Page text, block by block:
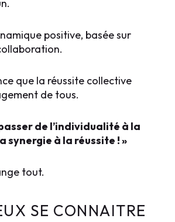
SE CONNAITRE
positive, basée sur
que la réussite collective
de tous.
de l’individualité à la
synergie à la réussite ! »
tout.